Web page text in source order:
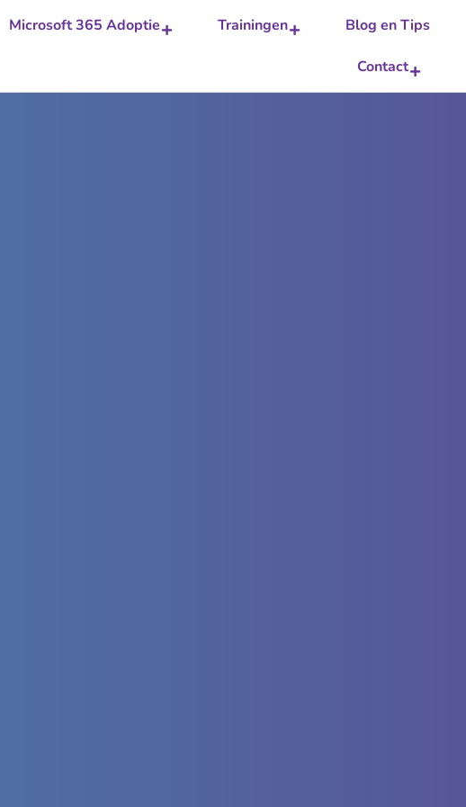
Microsoft 365 Adoptie Trainingen Blog en Tips
Contact